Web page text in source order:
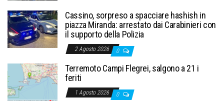
Cassino, sorpreso a spacciare hashish in
piazza Miranda: arrestato dai Carabinieri con
il supporto della Polizia
2 Agosto 2026 0
Terremoto Campi Flegrei, salgono a 21 i
feriti
1 Agosto 2026 0